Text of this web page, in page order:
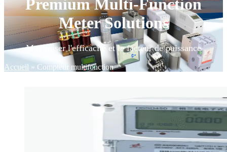
Premium Multi-Function
Meter Solutions
Maximiser l'efficacité et le facteur de puissance
Accueil » Compteur multifonction